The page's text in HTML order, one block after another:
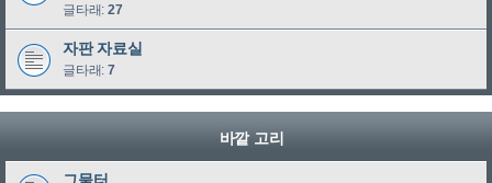
글타래: 27
자판 자료실
글타래: 7
바깥 고리